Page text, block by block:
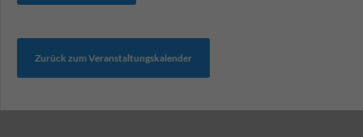
Zurück zum Veranstaltungskalender